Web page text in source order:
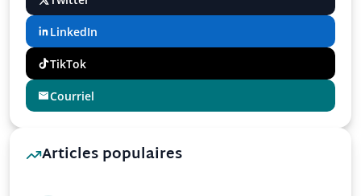
LinkedIn
TikTok
Courriel
Articles populaires